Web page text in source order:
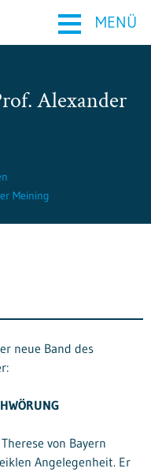
≡ MENÜ
Alexander
Meining
neue Band des
von Bayern
Angelegenheit. Er